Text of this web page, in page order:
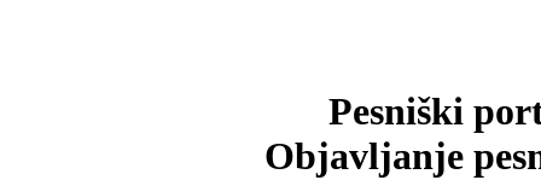
Pesniški
Objavljanje